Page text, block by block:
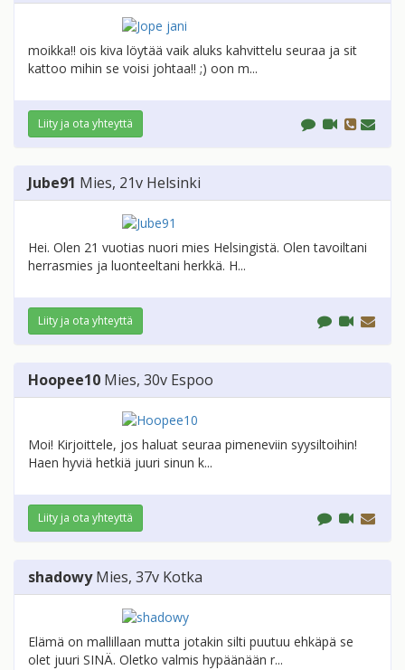
moikka!! ois kiva löytää vaik aluks kahvittelu seuraa ja sit
kattoo mihin se voisi johtaa!! ;) oon m...
Liity ja ota yhteyttä
Jube91 Mies, 21v Helsinki
Hei. Olen 21 vuotias nuori mies Helsingistä. Olen tavoiltani
herrasmies ja luonteeltani herkkä. H...
Liity ja ota yhteyttä
Hoopee10 Mies, 30v Espoo
Moi! Kirjoittele, jos haluat seuraa pimeneviin syysiltoihin!
Haen hyviä hetkiä juuri sinun k...
Liity ja ota yhteyttä
shadowy Mies, 37v Kotka
Elämä on mallillaan mutta jotakin silti puutuu ehkäpä se
olet juuri SINÄ. Oletko valmis hypäänään r...